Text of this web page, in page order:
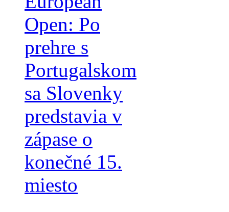
Open: Po
prehre s
Portugalskom
sa Slovenky
predstavia v
zápase o
konečné 15.
miesto